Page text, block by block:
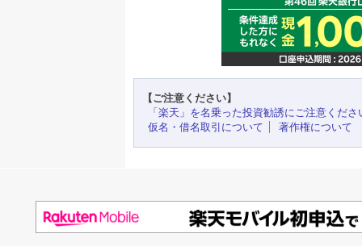
【ご注意ください】
「楽天」を名乗った投資勧誘にご注意くださ
仮名・借名取引について
著作権について